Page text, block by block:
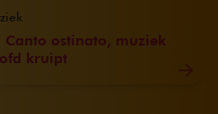
ostinato, muziek
kruipt